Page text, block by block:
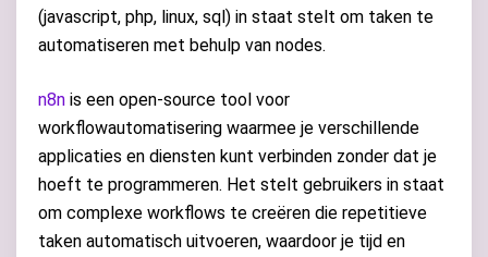
(javascript, php, linux, sql) in staat stelt om taken te
automatiseren met behulp van nodes.
n8n is een open-source tool voor
workflowautomatisering waarmee je verschillende
applicaties en diensten kunt verbinden zonder dat je
hoeft te programmeren. Het stelt gebruikers in staat
om complexe workflows te creëren die repetitieve
taken automatisch uitvoeren, waardoor je tijd en